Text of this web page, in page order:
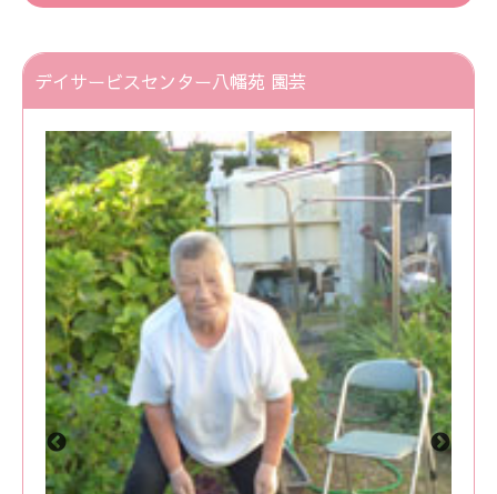
デイサービスセンター八幡苑 園芸